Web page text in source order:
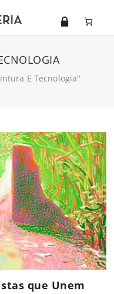
E Tecnologia"
que Unem